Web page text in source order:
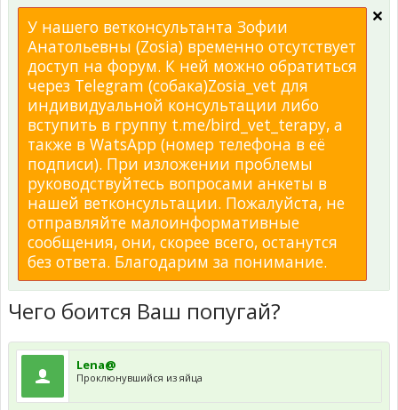
У нашего ветконсультанта Зофии
Анатольевны (Zosia) временно отсутствует
доступ на форум. К ней можно обратиться
через Telegram (собака)Zosia_vet для
индивидуальной консультации либо
вступить в группу t.me/bird_vet_terapy, а
также в WatsApp (номер телефона в её
подписи). При изложении проблемы
руководствуйтесь вопросами анкеты в
нашей ветконсультации. Пожалуйста, не
отправляйте малоинформативные
сообщения, они, скорее всего, останутся
без ответа. Благодарим за понимание.
Чего боится Ваш попугай?
Lena@
Проклюнувшийся из яйца